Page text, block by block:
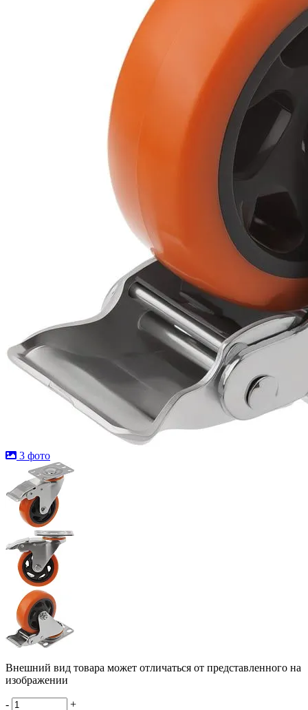
3 фото
Внешний вид товара может отличаться от представленного на
изображении
- +